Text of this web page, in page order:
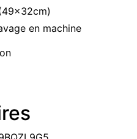
en machine